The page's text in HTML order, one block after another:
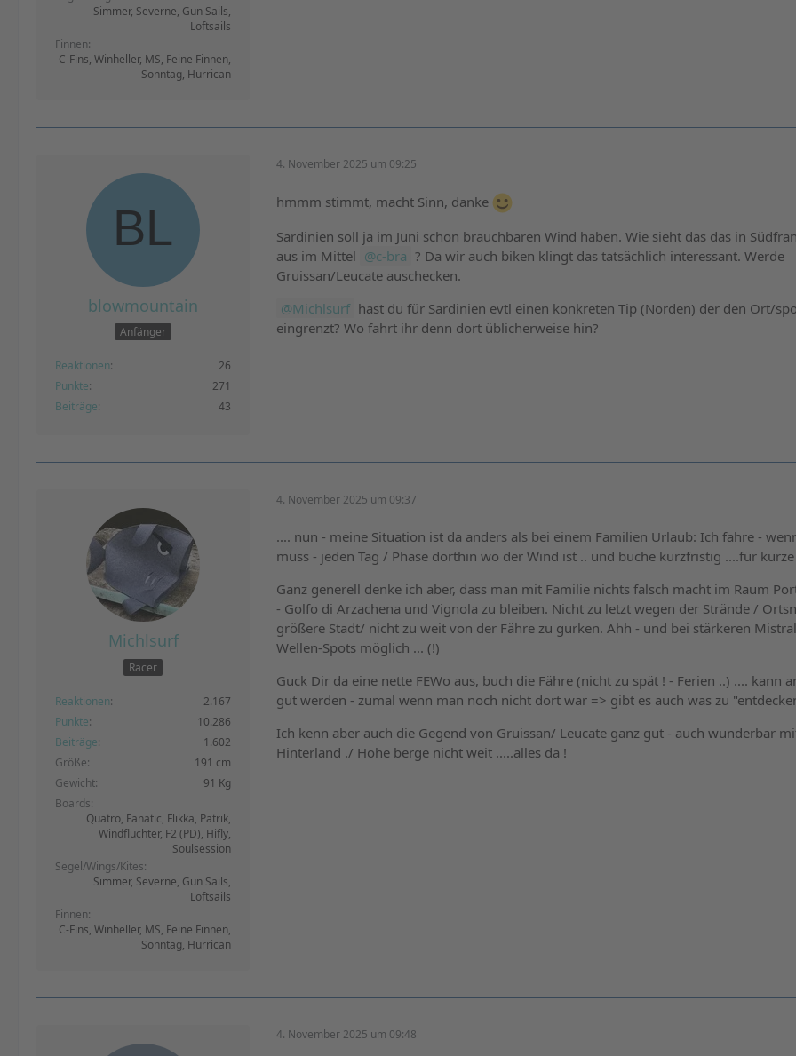
Simmer, Severne, Gun Sails,
Loftsails
Finnen
C-Fins, Winheller, MS, Feine Finnen,
Sonntag, Hurrican
blowmountain
Anfänger
Reaktionen
26
Punkte
271
Beiträge
43
4. November 2025 um 09:25
hmmm stimmt, macht Sinn, danke
Sardinien soll ja im Juni schon brauchbaren Wind haben. Wie sieht das das in
aus im Mittel
c-bra ? Da wir auch biken klingt das tatsächlich interessant. Werde
Gruissan/Leucate auschecken.
Michlsurf hast du für Sardinien evtl einen konkreten Tip (Norden) der den Ort/
eingrenzt? Wo fahrt ihr denn dort üblicherweise hin?
Michlsurf
Racer
Reaktionen
2.167
Punkte
10.286
Beiträge
1.602
Größe
191 cm
Gewicht
91 Kg
Boards
Quatro, Fanatic, Flikka, Patrik,
Windflüchter, F2 (PD), Hifly,
Soulsession
Segel/Wings/Kites
Simmer, Severne, Gun Sails,
Loftsails
Finnen
C-Fins, Winheller, MS, Feine Finnen,
Sonntag, Hurrican
4. November 2025 um 09:37
.... nun - meine Situation ist da anders als bei einem Familien Urlaub: Ich fahre -
muss - jeden Tag / Phase dorthin wo der Wind ist .. und buche kurzfristig ....für
Ganz generell denke ich aber, dass man mit Familie nichts falsch macht im Raum
- Golfo di Arzachena und Vignola zu bleiben. Nicht zu letzt wegen der Strände /
größere Stadt/ nicht zu weit von der Fähre zu gurken. Ahh - und bei stärkeren
Wellen-Spots möglich ... (!)
Guck Dir da eine nette FEWo aus, buch die Fähre (nicht zu spät ! - Ferien ..) .... kann
gut werden - zumal wenn man noch nicht dort war => gibt es auch was zu
Ich kenn aber auch die Gegend von Gruissan/ Leucate ganz gut - auch wunderbar
Hinterland ./ Hohe berge nicht weit .....alles da !
4. November 2025 um 09:48